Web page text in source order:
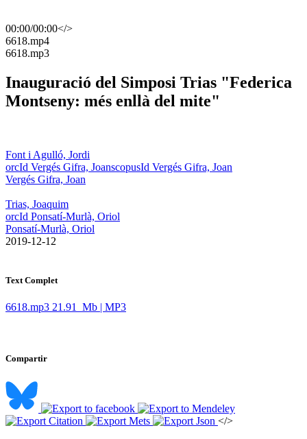
00:00/00:00</>
​6618.mp4
​6618.mp3
Inauguració del Simposi Trias "Federica
Montseny: més enllà del mite"
Font i Agulló, Jordi
orcId Vergés Gifra, JoanscopusId Vergés Gifra, Joan
Vergés Gifra, Joan
Trias, Joaquim
orcId Ponsatí-Murlà, Oriol
Ponsatí-Murlà, Oriol
​ 2019-12-12
Text Complet
6618.mp3 21.91 Mb | MP3
Compartir
</>